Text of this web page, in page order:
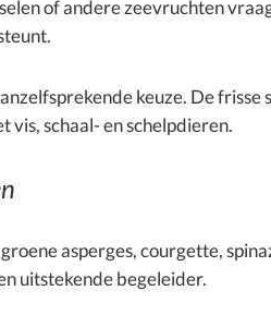
of andere zeevruchten
keuze. De frisse
vis, schaal- en schelpdieren.
asperges, courgette,
uitstekende begeleider.